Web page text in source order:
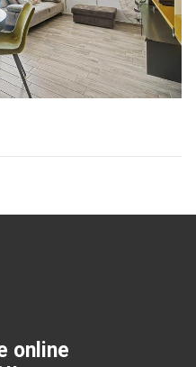
online